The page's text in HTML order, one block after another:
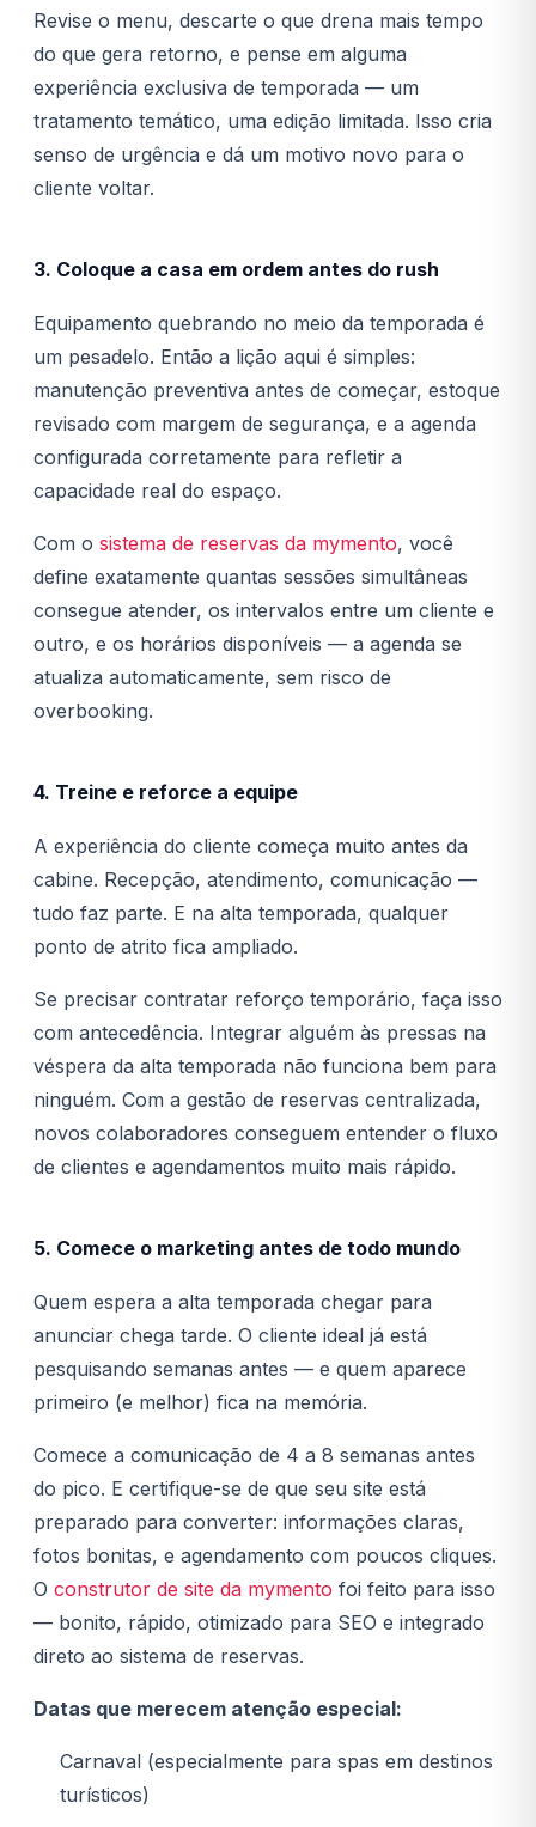
Revise o menu, descarte o que drena mais tempo
do que gera retorno, e pense em alguma
experiência exclusiva de temporada — um
tratamento temático, uma edição limitada. Isso cria
senso de urgência e dá um motivo novo para o
cliente voltar.
3. Coloque a casa em ordem antes do rush
Equipamento quebrando no meio da temporada é
um pesadelo. Então a lição aqui é simples:
manutenção preventiva antes de começar, estoque
revisado com margem de segurança, e a agenda
configurada corretamente para refletir a
capacidade real do espaço.
Com o sistema de reservas da mymento, você
define exatamente quantas sessões simultâneas
consegue atender, os intervalos entre um cliente e
outro, e os horários disponíveis — a agenda se
atualiza automaticamente, sem risco de
overbooking.
4. Treine e reforce a equipe
A experiência do cliente começa muito antes da
cabine. Recepção, atendimento, comunicação —
tudo faz parte. E na alta temporada, qualquer
ponto de atrito fica ampliado.
Se precisar contratar reforço temporário, faça isso
com antecedência. Integrar alguém às pressas na
véspera da alta temporada não funciona bem para
ninguém. Com a gestão de reservas centralizada,
novos colaboradores conseguem entender o fluxo
de clientes e agendamentos muito mais rápido.
5. Comece o marketing antes de todo mundo
Quem espera a alta temporada chegar para
anunciar chega tarde. O cliente ideal já está
pesquisando semanas antes — e quem aparece
primeiro (e melhor) fica na memória.
Comece a comunicação de 4 a 8 semanas antes
do pico. E certifique-se de que seu site está
preparado para converter: informações claras,
fotos bonitas, e agendamento com poucos cliques.
O construtor de site da mymento foi feito para isso
— bonito, rápido, otimizado para SEO e integrado
direto ao sistema de reservas.
Datas que merecem atenção especial:
Carnaval (especialmente para spas em destinos
turísticos)